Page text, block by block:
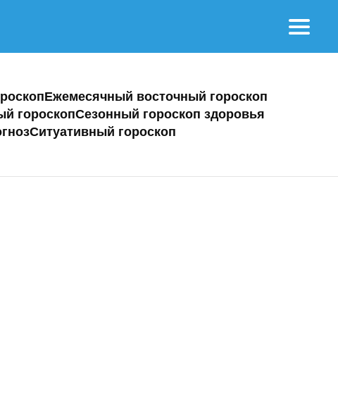
Ежемесячный восточный гороскоп
гороскопСезонный гороскоп здоровья
Ситуативный гороскоп